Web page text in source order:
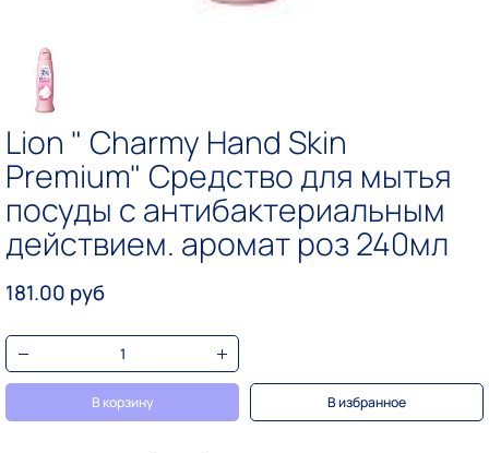
Lion " Сharmy Hand Skin
Premium" Средство для мытья
посуды с антибактериальным
действием. аромат роз 240мл
181.00 руб
В корзину В избранное